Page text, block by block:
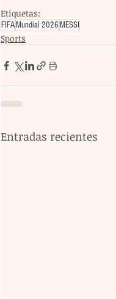
Etiquetas:
FIFAMundial 2026MESSI
Sports
Entradas recientes